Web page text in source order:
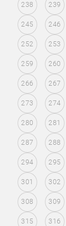
238 239
245 246
252 253
259 260
266 267
273 274
280 281
287 288
294 295
301 302
308 309
315 316